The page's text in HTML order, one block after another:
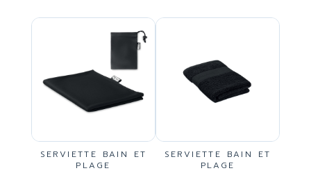
SERVIETTE BAIN ET
PLAGE
SERVIETTE BAIN ET
PLAGE